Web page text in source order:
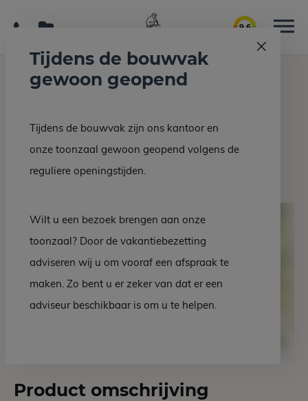
9.6
Home Grafmonumenten Grafsteen EM 13-10
Grafsteen EM 13-10
Product omschrijving
Tijdens de bouwvak
gewoon geopend
Tijdens de bouwvak zijn ons kantoor en
onze toonzaal gewoon geopend volgens de
reguliere openingstijden.
Wilt u een bezoek brengen aan onze
toonzaal? Door de vakantiebezetting
adviseren wij u om vooraf een afspraak te
maken. Zo bent u er zeker van dat er een
adviseur beschikbaar is om u te helpen.